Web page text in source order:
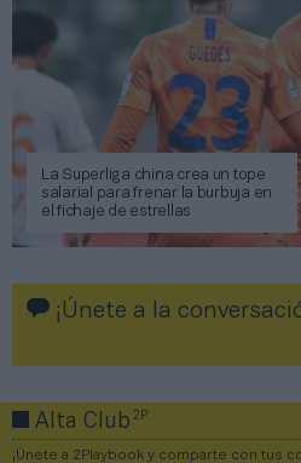
La Superliga china crea un tope
salarial para frenar la burbuja en
el fichaje de estrellas
¡Únete a la
Alta Club2P
¡Únete a 2Playbook y comparte con tus